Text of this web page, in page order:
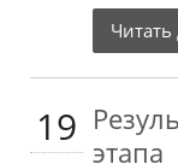
Читать
19
этапа